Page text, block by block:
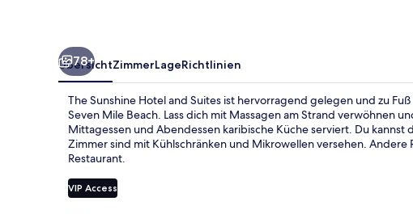
78+
ÜbersichtZimmerLageRichtlinien
The Sunshine Hotel and Suites ist hervorragend gelegen und zu
Seven Mile Beach. Lass dich mit Massagen am Strand verwöhnen
Mittagessen und Abendessen karibische Küche serviert. Du
Zimmer sind mit Kühlschränken und Mikrowellen versehen. Andere
Restaurant.
VIP Access